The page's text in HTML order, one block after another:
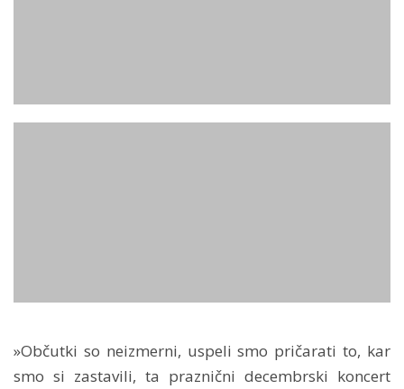
»Občutki so neizmerni, uspeli smo pričarati to, kar
smo si zastavili, ta praznični decembrski koncert